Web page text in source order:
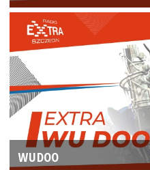
WUDOO